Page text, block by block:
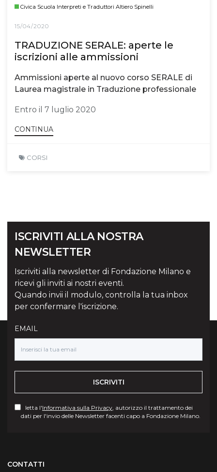
Civica Scuola Interpreti e Traduttori Altiero Spinelli
15/04/2020
TRADUZIONE SERALE: aperte le
iscrizioni alle ammissioni
Ammissioni aperte al nuovo corso SERALE di
Laurea magistrale in Traduzione professionale
Entro il 7 luglio 2020
CONTINUA
CORSI
ISCRIVITI ALLA NOSTRA
NEWSLETTER
Iscriviti alla newsletter di Fondazione Milano e
ricevi gli inviti ai nostri eventi.
Quando invii il modulo, controlla la tua inbox
per confermare l'iscrizione.
EMAIL
ISCRIVITI
letta l'Informativa sulla Privacy, autorizzo il trattamento dei
dati per l'invio delle Newsletter facenti capo a Fondazione Milano.
CONTATTI